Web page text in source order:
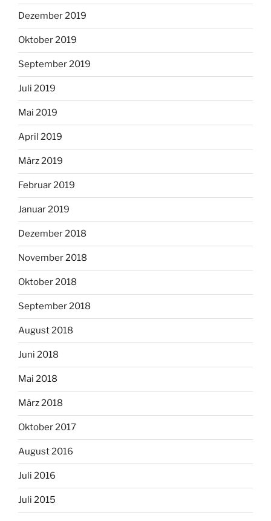
Dezember 2019
Oktober 2019
September 2019
Juli 2019
Mai 2019
April 2019
März 2019
Februar 2019
Januar 2019
Dezember 2018
November 2018
Oktober 2018
September 2018
August 2018
Juni 2018
Mai 2018
März 2018
Oktober 2017
August 2016
Juli 2016
Juli 2015